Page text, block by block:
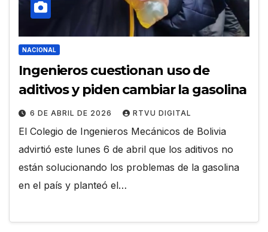
NACIONAL
Ingenieros cuestionan uso de
aditivos y piden cambiar la gasolina
6 DE ABRIL DE 2026 RTVU DIGITAL
El Colegio de Ingenieros Mecánicos de Bolivia
advirtió este lunes 6 de abril que los aditivos no
están solucionando los problemas de la gasolina
en el país y planteó el…